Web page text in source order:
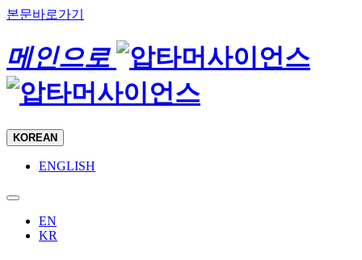
본문바로가기
메인으로
KOREAN
ENGLISH
EN
KR